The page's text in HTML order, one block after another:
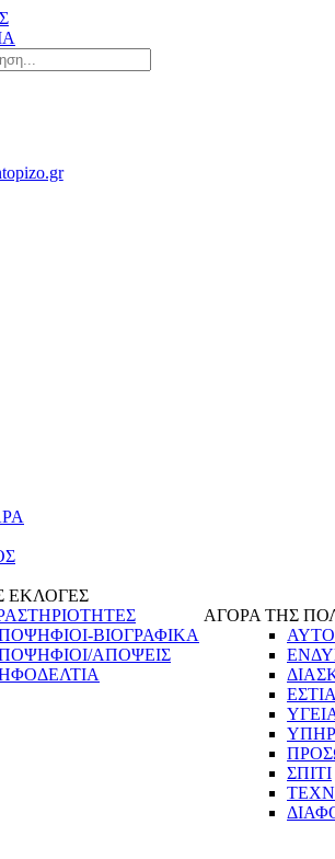
ΕΚΛΟΓΕΣ
ΒΙΟΓΡΑΦΙΚΑ
ΑΠΟΨΕΙΣ
ΑΓΟΡΑ ΤΗΣ
ΣΠΙΤΙ